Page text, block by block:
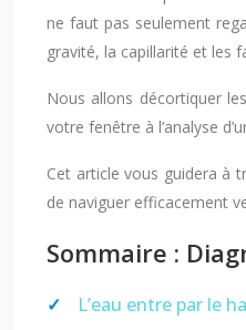
ne faut pas seulement
gravité, la capillarité et les
Nous allons décortiquer
votre fenêtre à l’analyse
Cet article vous guidera à
de naviguer efficacement
Sommaire :
L’eau entre par le